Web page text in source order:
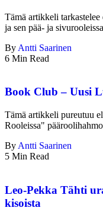
Tämä artikkeli
ja sen pää- ja
By Antti Saarinen
6 Min Read
Book Club – Uusi
Tämä artikkeli pureutuu
Rooleissa"
By Antti Saarinen
5 Min Read
Leo-Pekka Tähti
kisoista